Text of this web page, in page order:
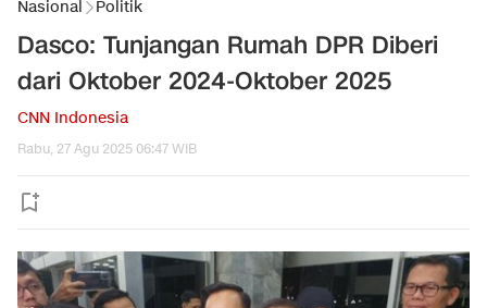
Nasional Politik
Dasco: Tunjangan Rumah DPR Diberi
dari Oktober 2024-Oktober 2025
CNN Indonesia
Rabu, 27 Agu 2025 06:47 WIB